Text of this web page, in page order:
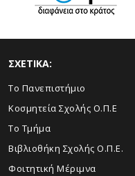
ΣΧΕΤΙΚΑ:
Το Πανεπιστήμιο
Κοσμητεία Σχολής Ο.Π.Ε
Το Τμήμα
Βιβλιοθήκη Σχολής Ο.Π.Ε.
Φοιτητική Μέριμνα